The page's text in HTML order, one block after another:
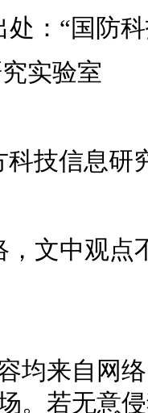
：“国防
实验室
科技信息研
，文中观点
均来自网
。若无意